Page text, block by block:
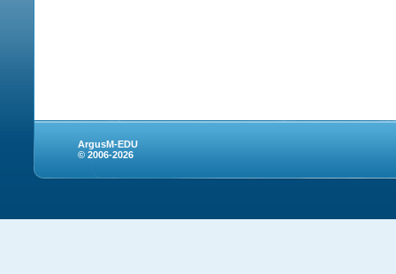
ArgusM-EDU
© 2006-2026